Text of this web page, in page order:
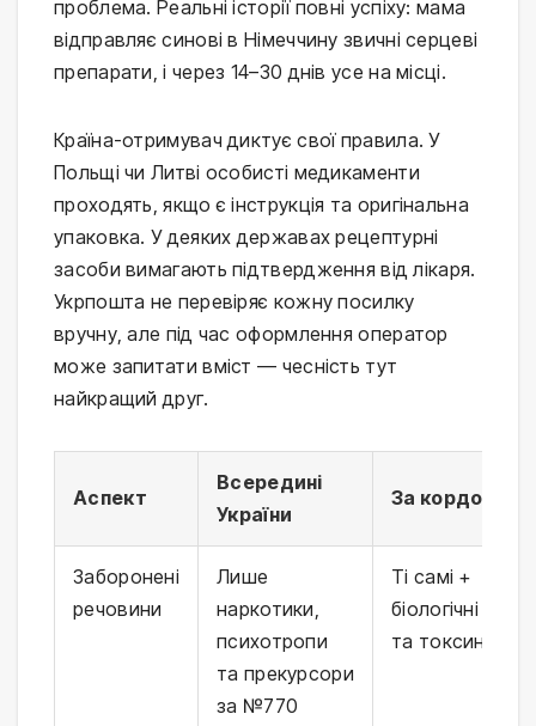
проблема. Реальні історії повні успіху: мама
відправляє синові в Німеччину звичні серцеві
препарати, і через 14–30 днів усе на місці.
Країна-отримувач диктує свої правила. У
Польщі чи Литві особисті медикаменти
проходять, якщо є інструкція та оригінальна
упаковка. У деяких державах рецептурні
засоби вимагають підтвердження від лікаря.
Укрпошта не перевіряє кожну посилку
вручну, але під час оформлення оператор
може запитати вміст — чесність тут
найкращий друг.
Аспект
Всередині
України
За кордон
Заборонені
речовини
Лише
наркотики,
психотропи
та прекурсори
за №770
Ті самі +
біологічні
та токсини